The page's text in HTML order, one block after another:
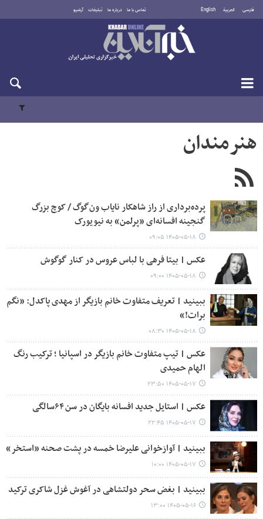
فارسی العربية English تماس با ما درباره ما تبلیغات آرشیو
یکشنبه ۱۸ مرداد ۱۴۰۵
هنرمندان
پرده‌برداری از راز شاهکار نایاب ون‌گوگ / کوچ بزرگ
گنجینه افسانه‌ای «پرلمن» به نیویورک
۱۴۰۵-۰۵-۱۸ ۰۹:۰۵
عکس | بیتا فرهی با لباس عروس در کنار گوگوش
۱۴۰۵-۰۵-۱۸ ۰۹:۰۰
ببینید | تعریف متفاوت خانم بازیگر از مهدی پاکدل: «نگم
برات!»
۱۴۰۵-۰۵-۱۸ ۰۸:۳۰
عکس | تیپ متفاوت خانم بازیگر در اسپانیا ؛ ترکیب رنگ
الهام حمیدی
۱۴۰۵-۰۵-۱۷ ۲۳:۵۰
عکس | استایل جدید افسانه بایگان در سن ۶۴سالگی
۱۴۰۵-۰۵-۱۷ ۲۲:۴۵
ببینید | آوازخوانی علیرضا خمسه در پشت صحنه «استخر»
۱۴۰۵-۰۵-۱۷ ۱۰:۰۰
ببینید | بغض سحر دولتشاهی در آغوش غزل شاکری ترکید
۱۴۰۵-۰۵-۱۶ ۱۳:۰۰